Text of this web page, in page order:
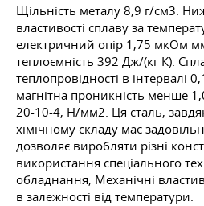
Щільність металу 8,9 г/см3.
властивості сплаву за
електричний опір 1,75 мкОм
теплоємність 392 Дж/(кг К).
теплопровідності в інтервалі
магнітна проникність менше
20-10-4, Н/мм2. Ця сталь,
хімічному складу має
дозволяє виробляти різні
використання спеціального
обладнання, Механічні
в залежності від температури.